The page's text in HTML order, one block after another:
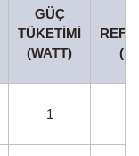
GÜÇ
TÜKETIMI
(WATT)
1